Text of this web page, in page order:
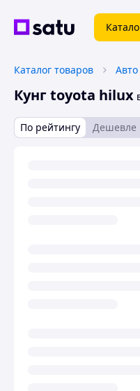
Каталог товаров
Кунг toyota hilux
По рейтингу Дешевле